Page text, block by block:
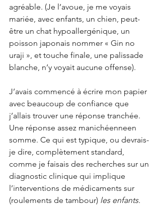
agréable. (Je l’avoue, je me voyais
mariée, avec enfants, un chien, peut-
être un chat hypoallergénique, un
poisson japonais nommer « Gin no
uraji », et touche finale, une palissade
blanche, n’y voyait aucune offense).
J’avais commencé à écrire mon papier
avec beaucoup de confiance que
j’allais trouver une réponse tranchée.
Une réponse assez manichéenneen
somme. Ce qui est typique, ou devrais-
je dire, complètement standard,
comme je faisais des recherches sur un
diagnostic clinique qui implique
l’interventions de médicaments sur
(roulements de tambour) les enfants.